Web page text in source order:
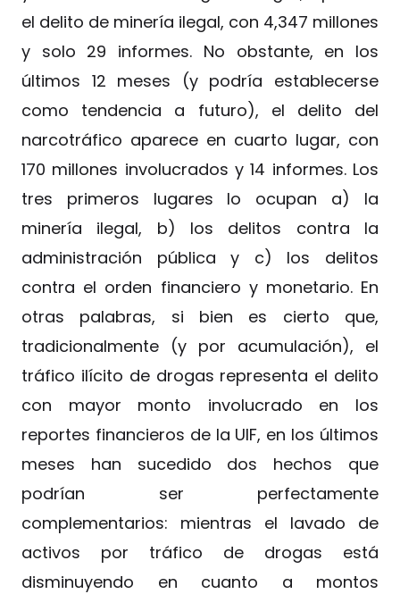
el delito de minería ilegal, con 4,347 millones
y solo 29 informes. No obstante, en los
últimos 12 meses (y podría establecerse
como tendencia a futuro), el delito del
narcotráfico aparece en cuarto lugar, con
170 millones involucrados y 14 informes. Los
tres primeros lugares lo ocupan a) la
minería ilegal, b) los delitos contra la
administración pública y c) los delitos
contra el orden financiero y monetario. En
otras palabras, si bien es cierto que,
tradicionalmente (y por acumulación), el
tráfico ilícito de drogas representa el delito
con mayor monto involucrado en los
reportes financieros de la UIF, en los últimos
meses han sucedido dos hechos que
podrían ser perfectamente
complementarios: mientras el lavado de
activos por tráfico de drogas está
disminuyendo en cuanto a montos